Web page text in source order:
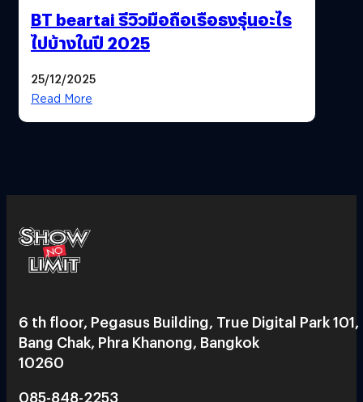
BT beartai รีวิวมือถือเรือธงรุ่นอะไร
ไปบ้างในปี 2025
25/12/2025
Read More
6 th floor, Pegasus Building, True Digital Park 101,
Bang Chak, Phra Khanong, Bangkok
10260
085-848-2253